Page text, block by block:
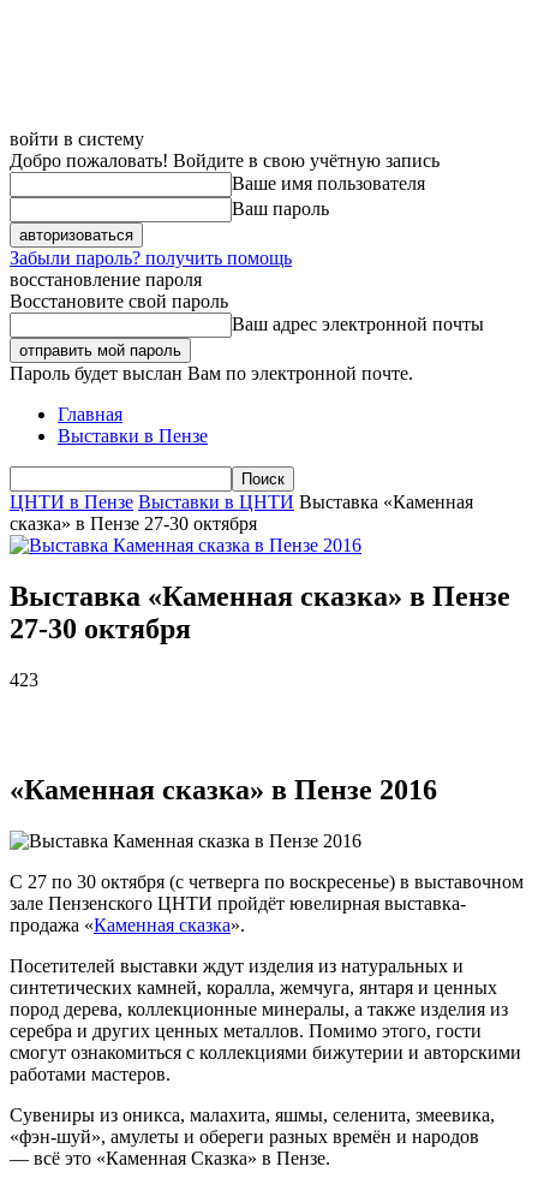
войти в систему
Добро пожаловать! Войдите в свою учётную запись
Ваше имя пользователя
Ваш пароль
Забыли пароль? получить помощь
восстановление пароля
Восстановите свой пароль
Ваш адрес электронной почты
Пароль будет выслан Вам по электронной почте.
Главная
Выставки в Пензе
ЦНТИ в Пензе Выставки в ЦНТИ Выставка «Каменная
сказка» в Пензе 27-30 октября
Выставка «Каменная сказка» в Пензе
27-30 октября
423
«Каменная сказка» в Пензе 2016
С 27 по 30 октября (с четверга по воскресенье) в выставочном
зале Пензенского ЦНТИ пройдёт ювелирная выставка-
продажа «Каменная сказка».
Посетителей выставки ждут изделия из натуральных и
синтетических камней, коралла, жемчуга, янтаря и ценных
пород дерева, коллекционные минералы, а также изделия из
серебра и других ценных металлов. Помимо этого, гости
смогут ознакомиться с коллекциями бижутерии и авторскими
работами мастеров.
Сувениры из оникса, малахита, яшмы, селенита, змеевика,
«фэн-шуй», амулеты и обереги разных времён и народов
— всё это «Каменная Сказка» в Пензе.